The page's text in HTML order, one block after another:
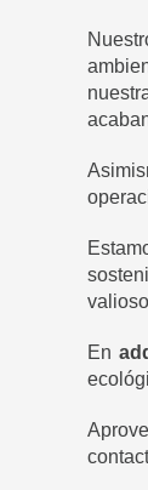
En